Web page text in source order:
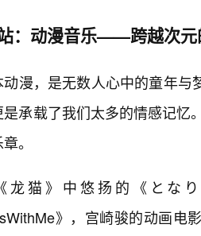
：动漫音乐——跨越次元
动漫，是无数人心中的童年
承载了我们太多的情感记忆
。
龙猫》中悠扬的《とな
》，宫崎骏的动画